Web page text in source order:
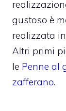
gustoso è
realizzata
Altri primi
le Penne al
zafferano.